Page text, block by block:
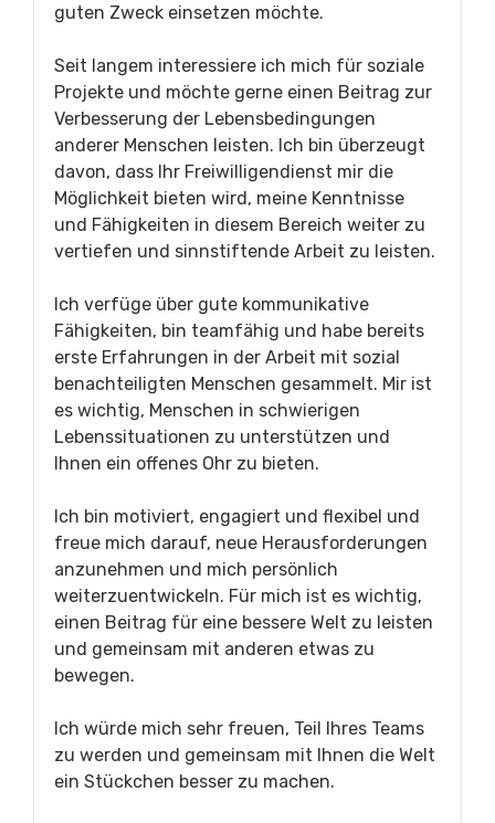
guten Zweck einsetzen möchte.
Seit langem interessiere ich mich für soziale
Projekte und möchte gerne einen Beitrag zur
Verbesserung der Lebensbedingungen
anderer Menschen leisten. Ich bin überzeugt
davon, dass Ihr Freiwilligendienst mir die
Möglichkeit bieten wird, meine Kenntnisse
und Fähigkeiten in diesem Bereich weiter zu
vertiefen und sinnstiftende Arbeit zu leisten.
Ich verfüge über gute kommunikative
Fähigkeiten, bin teamfähig und habe bereits
erste Erfahrungen in der Arbeit mit sozial
benachteiligten Menschen gesammelt. Mir ist
es wichtig, Menschen in schwierigen
Lebenssituationen zu unterstützen und
Ihnen ein offenes Ohr zu bieten.
Ich bin motiviert, engagiert und flexibel und
freue mich darauf, neue Herausforderungen
anzunehmen und mich persönlich
weiterzuentwickeln. Für mich ist es wichtig,
einen Beitrag für eine bessere Welt zu leisten
und gemeinsam mit anderen etwas zu
bewegen.
Ich würde mich sehr freuen, Teil Ihres Teams
zu werden und gemeinsam mit Ihnen die Welt
ein Stückchen besser zu machen.